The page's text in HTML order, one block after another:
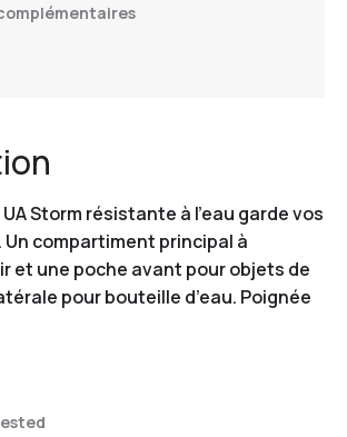
Storm résistante à l’eau garde vos
Un compartiment principal à
et une poche avant pour objets de
pour bouteille d’eau. Poignée